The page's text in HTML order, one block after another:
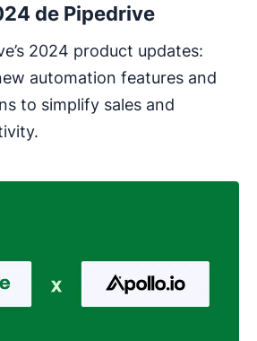
de Pipedrive
2024 product updates:
automation features and
to simplify sales and